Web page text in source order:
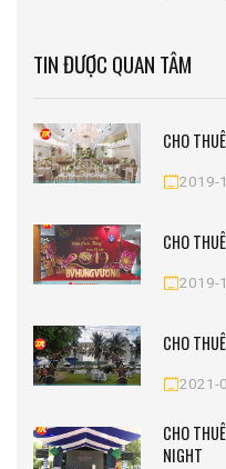
TIN ĐƯỢC QUAN TÂM
CHO
2019-
CHO
2019-
CHO
2021-
CHO
NIGHT